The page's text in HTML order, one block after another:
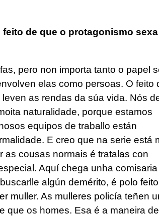
de que o protagonismo sexa
pero non importa tanto o papel
elas como persoas. O feito
as rendas da súa vida. Nós
naturalidade, porque estamos
equipos de traballo están
E creo que na serie está
as cousas normais é tratalas con
Aquí chega unha comisaria
algún demérito, é polo
muller. As mulleres policía teñen
que os homes. Esa é a maneira de